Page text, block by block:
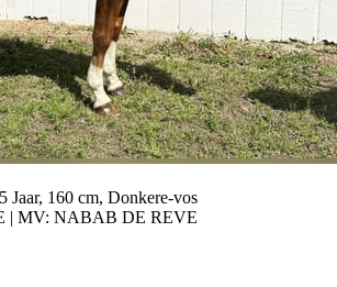
Jaar, 160 cm, Donkere-vos
| MV: NABAB DE REVE